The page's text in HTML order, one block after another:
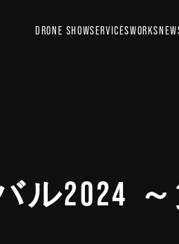
DRONE SHOWSERVICESWORKS
2024